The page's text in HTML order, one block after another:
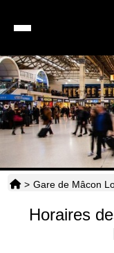
> Gare de Mâcon
Horaires